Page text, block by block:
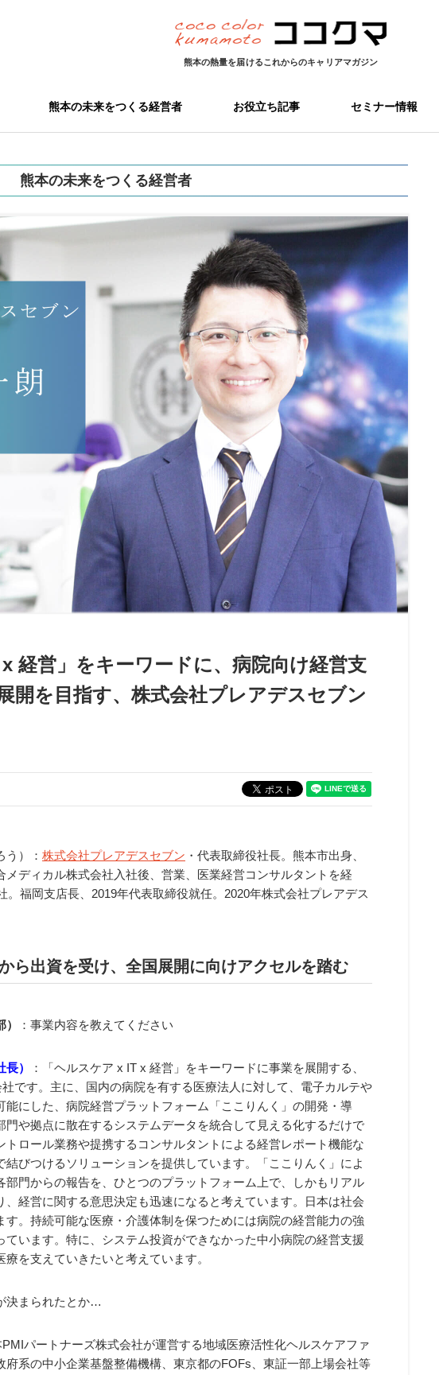
熊本の熱量を届けるこれからのキャリアマガジン
熊本の未来をつくる経営者 お役立ち記事 セミナー情報
熊本の未来をつくる経営者
経営」をキーワードに、病院向け経営支
開を目指す、株式会社プレアデスセブン
）： 株式会社プレアデスセブン ・代表取締役社長。熊本市出身、
ディカル株式会社入社後、営業、医業経営コンサルタントを経
。福岡支店長、2019年代表取締役就任。2020年株式会社プレアデス
ら出資を受け、全国展開に向けアクセルを踏む
：事業内容を教えてください
）
：「ヘルスケア x IT x 経営」をキーワードに事業を展開する、
です。主に、国内の病院を有する医療法人に対して、電子カルテや
能にした、病院経営プラットフォーム「ここりんく」の開発・導
門や拠点に散在するシステムデータを統合して見える化するだけで
トロール業務や提携するコンサルタントによる経営レポート機能な
結びつけるソリューションを提供しています。「ここりんく」によ
部門からの報告を、ひとつのプラットフォーム上で、しかもリアル
、経営に関する意思決定も迅速になると考えています。日本は社会
す。持続可能な医療・介護体制を保つためには病院の経営能力の強
ています。特に、システム投資ができなかった中小病院の経営支援
を支えていきたいと考えています。
決まられたとか…
PMIパートナーズ株式会社が運営する地域医療活性化ヘルスケアファ
府系の中小企業基盤整備機構、東京都のFOFs、東証一部上場会社等